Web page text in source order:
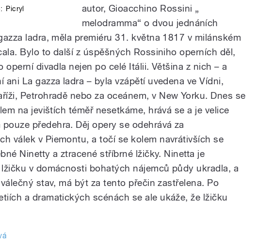
Picryl
autor, Gioacchino Rossini „
melodramma“ o dvou jednáních
ladra, měla premiéru 31. května 1817 v milánském
Bylo to další z úspěšných Rossiniho operních děl,
operní divadla nejen po celé Itálii. Většina z nich – a
ani La gazza ladra – byla vzápětí uvedena ve Vídni,
Petrohradě nebo za oceánem, v New Yorku. Dnes se
na jevištích téměř nesetkáme, hrává se a je velice
předehra. Děj opery se odehrává za
válek v Piemontu, a točí se kolem navrátivších se
Ninetty a ztracené stříbrné lžičky. Ninetta je
v domácnosti bohatých nájemců půdy ukradla, a
stav, má být za tento přečin zastřelena. Po
a dramatických scénách se ale ukáže, že lžičku